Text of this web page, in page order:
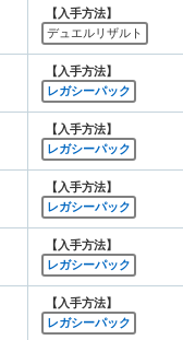
【入手方法】
デュエルリザルト
【入手方法】
レガシーパック
【入手方法】
レガシーパック
【入手方法】
レガシーパック
【入手方法】
レガシーパック
【入手方法】
レガシーパック